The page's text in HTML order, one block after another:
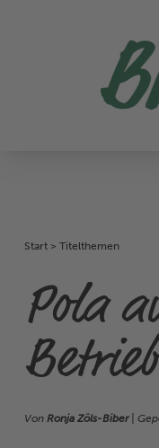
Start > Titelthemen
Pola
Von Ronja Zöls-Biber|